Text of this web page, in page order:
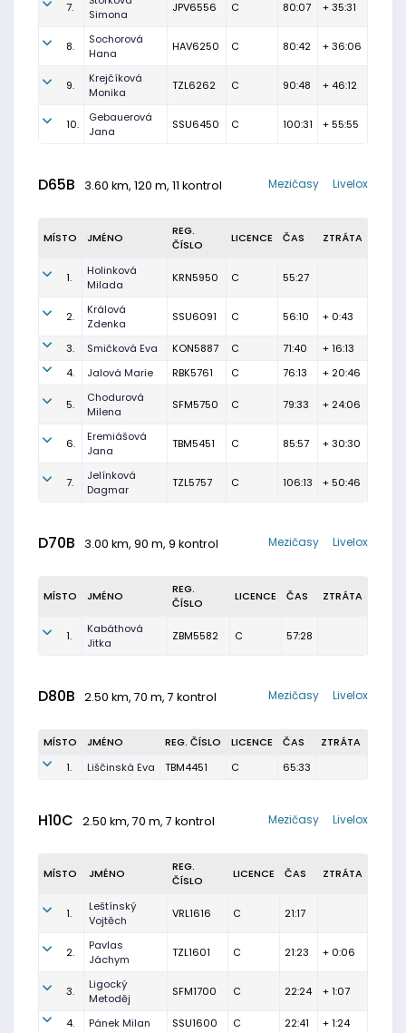
7.
Simona
JPV6556 C 80:07 + 35:31
8.
Sochorová
Hana
HAV6250 C 80:42 + 36:06
9.
Krejčíková
Monika
TZL6262 C 90:48 + 46:12
10.
Gebauerová
Jana
SSU6450 C 100:31 + 55:55
D65B 3.60 km, 120 m, 11 kontrol Livelox
Mezičasy
MÍSTO JMÉNO
REG.
ČÍSLO
LICENCE ČAS ZTRÁTA
1.
Holinková
Milada
KRN5950 C 55:27
2.
Králová
Zdenka
SSU6091 C 56:10 + 0:43
3. Smičková Eva KON5887 C 71:40
+ 16:13
4.
Jalová Marie RBK5761 C 76:13 + 20:46
5.
Chodurová
Milena
SFM5750 C 79:33 + 24:06
6.
Eremiášová
Jana
TBM5451 C 85:57 + 30:30
7.
Jelínková
Dagmar
TZL5757 C 106:13 + 50:46
D70B 3.00 km, 90 m, 9 kontrol Livelox
Mezičasy
MÍSTO JMÉNO
REG.
ČÍSLO
LICENCE ČAS ZTRÁTA
1.
Kabáthová
Jitka
ZBM5582 C 57:28
D80B 2.50 km, 70 m, 7 kontrol Livelox
Mezičasy
MÍSTO JMÉNO REG. ČÍSLO LICENCE ČAS
ZTRÁTA
1.
Liščinská Eva TBM4451 C 65:33
H10C 2.50 km, 70 m, 7 kontrol Livelox
Mezičasy
MÍSTO JMÉNO
REG.
ČÍSLO
LICENCE ČAS ZTRÁTA
1.
Leštínský
Vojtěch
VRL1616 C 21:17
2.
Pavlas
Jáchym
TZL1601 C 21:23 + 0:06
3.
Ligocký
Metoděj
SFM1700 C 22:24 + 1:07
4. Pánek Milan SSU1600 C 22:41
+ 1:24